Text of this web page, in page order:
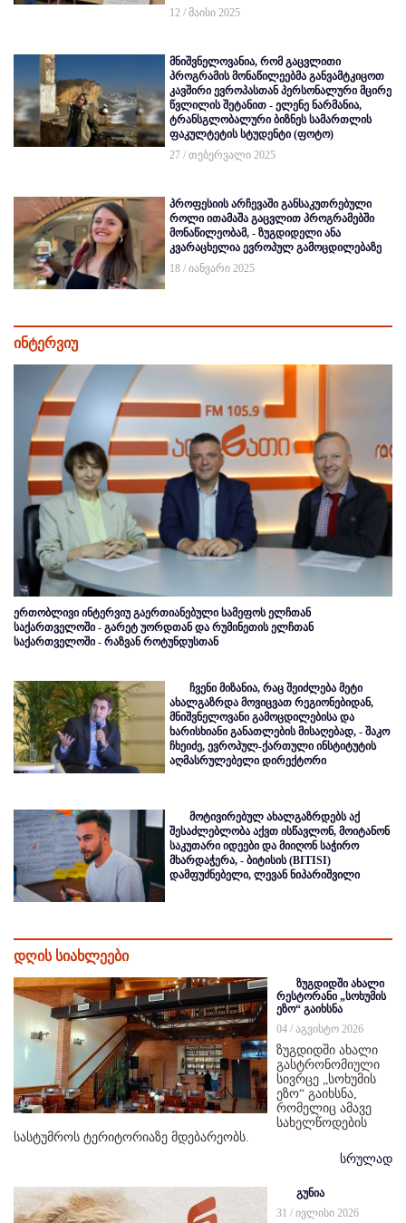
12 / მაისი 2025
მნიშვნელოვანია, რომ გაცვლითი
პროგრამის მონაწილეებმა განვამტკიცოთ
კავშირი ევროპასთან პერსონალური მცირე
წვლილის შეტანით - ელენე ნარმანია,
ტრანსგლობალური ბიზნეს სამართლის
ფაკულტეტის სტუდენტი (ფოტო)
27 / თებერვალი 2025
პროფესიის არჩევაში განსაკუთრებული
როლი ითამაშა გაცვლით პროგრამებში
მონაწილეობამ, - ზუგდიდელი ანა
კვარაცხელია ევროპულ გამოცდილებაზე
18 / იანვარი 2025
ინტერვიუ
ერთობლივი ინტერვიუ გაერთიანებული სამეფოს ელჩთან
საქართველოში - გარეტ უორდთან და რუმინეთის ელჩთან
საქართველოში - რაზვან როტუნდუსთან
ჩვენი მიზანია, რაც შეიძლება მეტი
ახალგაზრდა მოვიცვათ რეგიონებიდან,
მნიშვნელოვანი გამოცდილებისა და
ხარისხიანი განათლების მისაღებად, - შაკო
ჩხეიძე, ევროპულ-ქართული ინსტიტუტის
აღმასრულებელი დირექტორი
მოტივირებულ ახალგაზრდებს აქ
შესაძლებლობა აქვთ ისწავლონ, მოიტანონ
საკუთარი იდეები და მიიღონ საჭირო
მხარდაჭერა, - ბიტისის (BITISI)
დამფუძნებელი, ლევან ნიპარიშვილი
დღის სიახლეები
ზუგდიდში ახალი
რესტორანი „სოხუმის
ეზო“ გაიხსნა
04 / აგვისტო 2026
ზუგდიდში ახალი
გასტრონომიული
სივრცე „სოხუმის
ეზო“ გაიხსნა,
რომელიც ამავე
სახელწოდების
სასტუმროს ტერიტორიაზე მდებარეობს.
სრულად
გუნია
31 / ივლისი 2026